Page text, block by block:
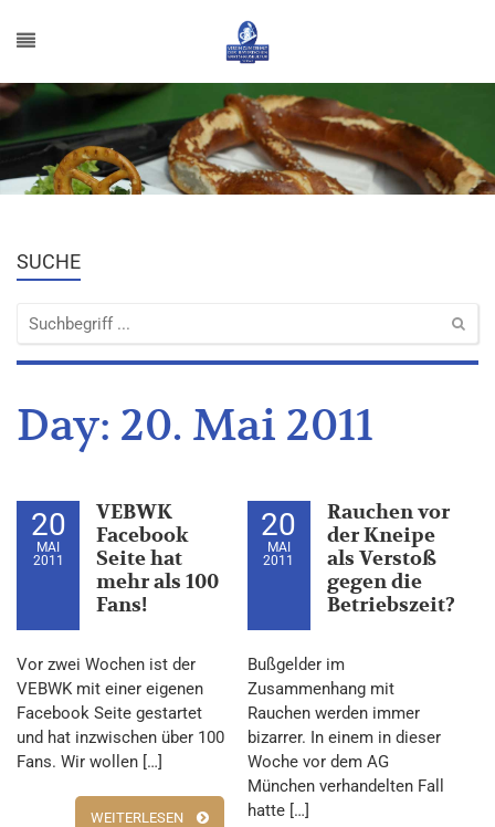
SUCHE
Day: 20. Mai 2011
20
MAI
2011
VEBWK
Facebook
Seite hat
mehr als 100
Fans!
Vor zwei Wochen ist der
VEBWK mit einer eigenen
Facebook Seite gestartet
und hat inzwischen über 100
Fans. Wir wollen […]
WEITERLESEN
20
MAI
2011
Rauchen vor
der Kneipe
als Verstoß
gegen die
Betriebszeit?
Bußgelder im
Zusammenhang mit
Rauchen werden immer
bizarrer. In einem in dieser
Woche vor dem AG
München verhandelten Fall
hatte […]